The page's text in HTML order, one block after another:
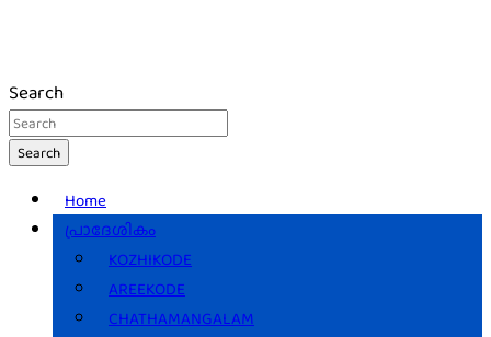
Search
Search
Home
പ്രാദേശികം
KOZHIKODE
AREEKODE
CHATHAMANGALAM